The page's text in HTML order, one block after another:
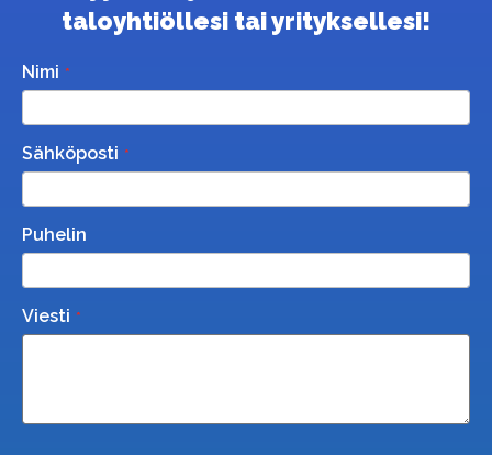
taloyhtiöllesi tai yrityksellesi!
Nimi
Sähköposti
Puhelin
Viesti